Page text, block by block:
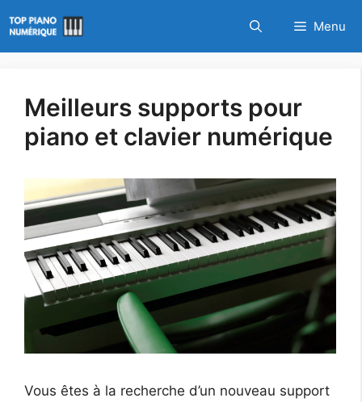
au
contenu
Menu
Meilleurs supports pour
piano et clavier numérique
Vous êtes à la recherche d’un nouveau support